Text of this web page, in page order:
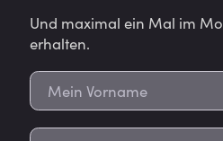
Und maximal ein Mal im
erhalten.